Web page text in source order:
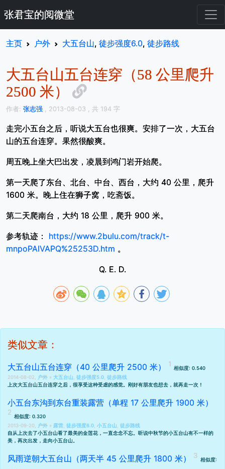
张君宝的阅微堂
主页 户外 大五台山, 徒步强度6.0, 徒步路线
大五台山五台连穿（58 公里爬升
2500 米）
作者: 张志强 , 2013-08-03 , 共 194 字
走完小五台之后，听说大五台也很爽。安排了一次，大五台
山的五台连穿。果然很酸爽。
周五晚上坐大巴出发，凌晨到鸿门岩开始爬。
第一天爬了东台、北台、中台、西台，大约 40 公里，爬升
1600 米。晚上住在狮子窝，吃斋饭。
第二天爬南台，大约 18 公里，爬升 900 米。
参考轨迹：
https://www.2bulu.com/track/t-
mnpoPAIVAPQ%25253D.htm 。
Q. E. D.
类似文章：
大五台山五台连穿（40 公里爬升 2500 米）
相似度: 0.540
2014-08-02,
户外 » 大五台山 徒步强度5.0 徒步路线
上次大五台山五台连穿之后，很享受这种受虐的感觉。刚好有朋友也想去，就再走一次！
小五台东沟到东台重装露营（单程 17 公里爬升 1900 米）
相似度: 0.320
2013-09-20,
户外 » 露营 徒步强度6.0 小五台山
徒步路线
自从 上次去了小五台山看了最美的金莲花 ，一直念念不忘。听说中秋节的小五台山有不一样的
美，再次出发，走向小五台山。
风雨逆朝大五台山（两天半 45 公里爬升 1800 米） 相似度: